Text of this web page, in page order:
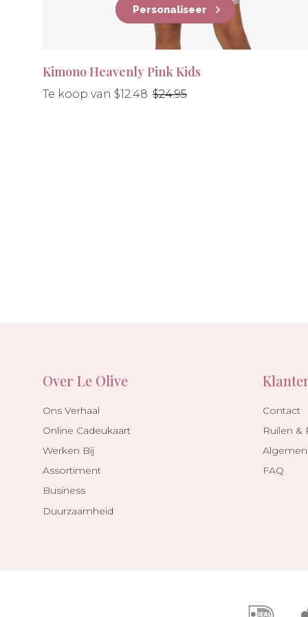
Personaliseer
Kimono Heavenly Pink Kids
Te koop van $12.48
Normale
$24.95
Over Le Olive
Ons Verhaal
Online Cadeukaart
Werken Bij
Assortiment
Business
Duurzaamheid
Contact
Ruilen &
FAQ